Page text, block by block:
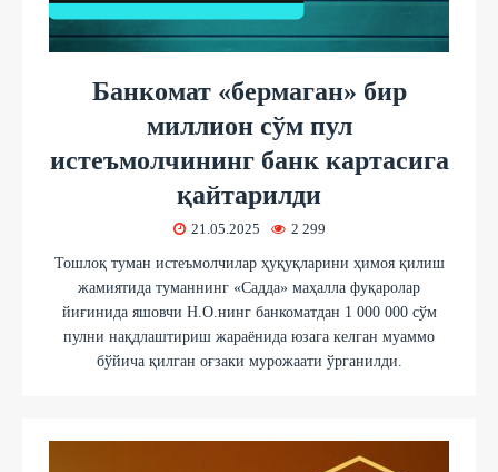
Банкомат «бермаган» бир
миллион сўм пул
истеъмолчининг банк картасига
қайтарилди
21.05.2025 2 299
Тошлоқ туман истеъмолчилар ҳуқуқларини ҳимоя қилиш
жамиятида туманнинг «Садда» маҳалла фуқаролар
йиғинида яшовчи Н.О.нинг банкоматдан 1 000 000 сўм
пулни нақдлаштириш жараёнида юзага келган муаммо
бўйича қилган оғзаки мурожаати ўрганилди.